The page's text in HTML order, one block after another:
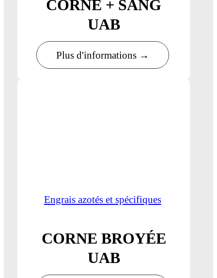
CORNE + SANG
UAB
Plus d'informations →
Engrais azotés et spécifiques
CORNE BROYÉE
UAB